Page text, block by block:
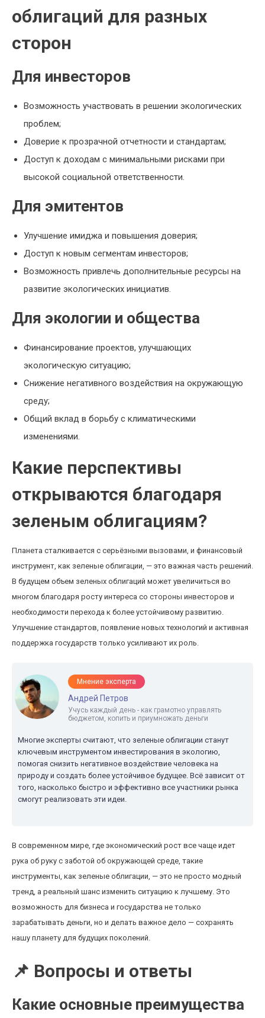
облигаций для разных
сторон
Для инвесторов
Возможность участвовать в решении экологических
проблем;
Доверие к прозрачной отчетности и стандартам;
Доступ к доходам с минимальными рисками при
высокой социальной ответственности.
Для эмитентов
Улучшение имиджа и повышения доверия;
Доступ к новым сегментам инвесторов;
Возможность привлечь дополнительные ресурсы на
развитие экологических инициатив.
Для экологии и общества
Финансирование проектов, улучшающих
экологическую ситуацию;
Снижение негативного воздействия на окружающую
среду;
Общий вклад в борьбу с климатическими
изменениями.
Какие перспективы
открываются благодаря
зеленым облигациям?
Планета сталкивается с серьёзными вызовами, и финансовый
инструмент, как зеленые облигации, — это важная часть решений.
В будущем объем зеленых облигаций может увеличиться во
многом благодаря росту интереса со стороны инвесторов и
необходимости перехода к более устойчивому развитию.
Улучшение стандартов, появление новых технологий и активная
поддержка государств только усиливают их роль.
Мнение эксперта
Андрей Петров
Учусь каждый день - как грамотно управлять
бюджетом, копить и приумножать деньги
Многие эксперты считают, что зеленые облигации станут
ключевым инструментом инвестирования в экологию,
помогая снизить негативное воздействие человека на
природу и создать более устойчивое будущее. Всё зависит от
того, насколько быстро и эффективно все участники рынка
смогут реализовать эти идеи.
В современном мире, где экономический рост все чаще идет
рука об руку с заботой об окружающей среде, такие
инструменты, как зеленые облигации, — это не просто модный
тренд, а реальный шанс изменить ситуацию к лучшему. Это
возможность для бизнеса и государства не только
зарабатывать деньги, но и делать важное дело — сохранять
нашу планету для будущих поколений.
📌 Вопросы и ответы
Какие основные преимущества